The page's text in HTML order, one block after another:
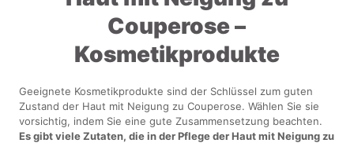
Couperose –
Kosmetikprodukte
Geeignete Kosmetikprodukte sind der Schlüssel zum guten
Zustand der Haut mit Neigung zu Couperose. Wählen Sie sie
vorsichtig, indem Sie eine gute Zusammensetzung beachten.
Es gibt viele Zutaten, die in der Pflege der Haut mit Neigung zu